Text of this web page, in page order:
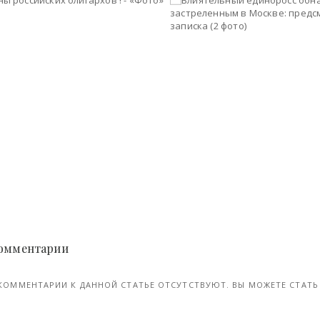
К ДАННОЙ СТАТЬЕ ОТСУТСТВУЮТ. ВЫ МОЖЕТЕ